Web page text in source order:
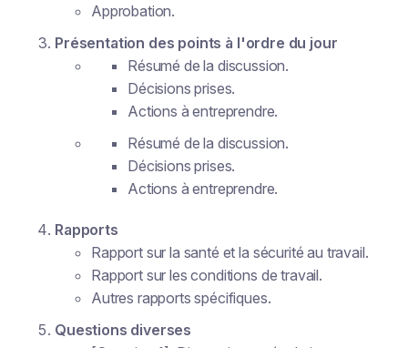
Approbation.
Présentation des points à l'ordre du jour
Résumé de la discussion.
Décisions prises.
Actions à entreprendre.
Résumé de la discussion.
Décisions prises.
Actions à entreprendre.
Rapports
Rapport sur la santé et la sécurité au travail.
Rapport sur les conditions de travail.
Autres rapports spécifiques.
Questions diverses